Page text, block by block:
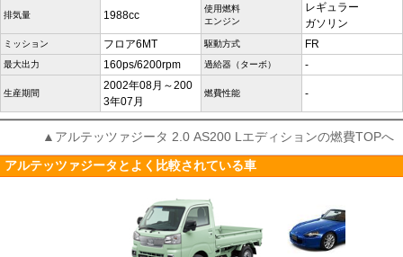
排気量 1988cc
使用燃料
エンジン
レギュラー
ガソリン
ミッション フロア6MT 駆動方式 FR
最大出力 160ps/6200rpm 過給器（ターボ） -
生産期間
2002年08月～200
3年07月
燃費性能 -
▲アルテッツァジータ 2.0 AS200 Lエディションの燃費TOPへ
アルテッツァジータとよく比較されている車